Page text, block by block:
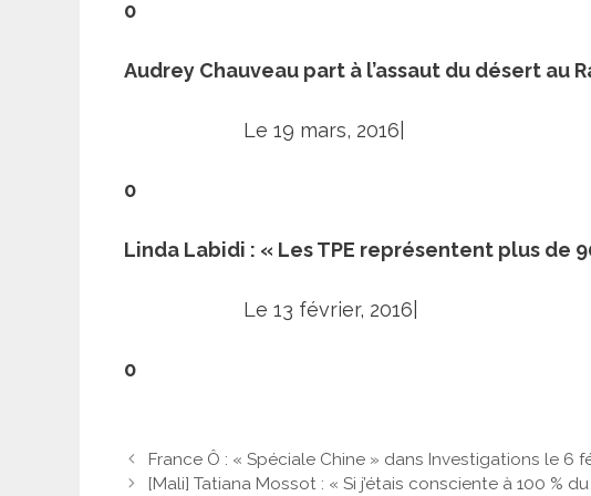
0
Audrey Chauveau part à l’assaut du désert au
Le 19 mars, 2016|
0
Linda Labidi : « Les TPE représentent plus
Le 13 février, 2016|
0
France Ô : « Spéciale Chine » dans Investigations le 6
[Mali] Tatiana Mossot : « Si j’étais consciente à 100 %